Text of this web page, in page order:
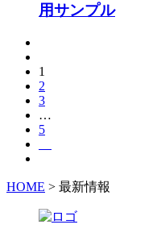
用サンプル
1
2
3
…
5
HOME > 最新情報